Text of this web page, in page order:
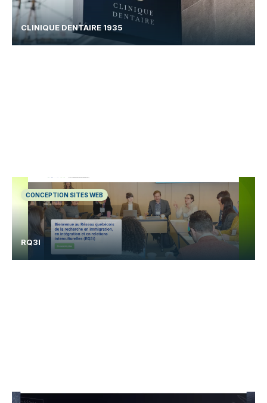
CLINIQUE DENTAIRE 1935
CONCEPTION SITES WEB
RQ3I